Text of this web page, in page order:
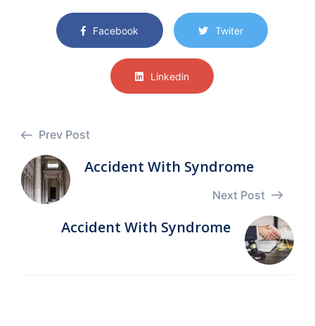
Facebook Twiter
Linkedin
Prev Post
Accident With Syndrome
Next Post
Accident With Syndrome